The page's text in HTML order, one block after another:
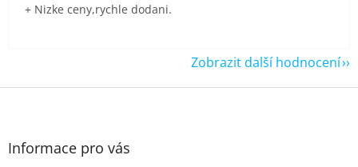
+ Nizke ceny,rychle dodani.
Zobrazit další hodnocení
Z
Informace pro vás